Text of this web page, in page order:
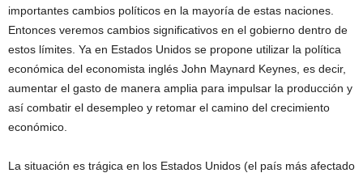
importantes cambios políticos en la mayoría de estas naciones.
Entonces veremos cambios significativos en el gobierno dentro de
estos límites. Ya en Estados Unidos se propone utilizar la política
económica del economista inglés John Maynard Keynes, es decir,
aumentar el gasto de manera amplia para impulsar la producción y
así combatir el desempleo y retomar el camino del crecimiento
económico.
La situación es trágica en los Estados Unidos (el país más afectado